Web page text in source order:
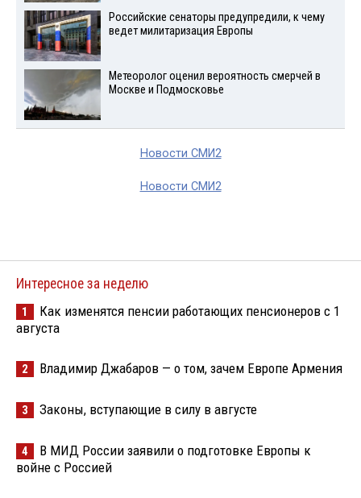
Российские сенаторы предупредили, к чему
ведет милитаризация Европы
Метеоролог оценил вероятность смерчей в
Москве и Подмосковье
Новости СМИ2
Новости СМИ2
Интересное за неделю
1
Как изменятся пенсии работающих пенсионеров с 1
августа
2 Владимир Джабаров — о том, зачем Европе Армения
3 Законы, вступающие в силу в августе
4
В МИД России заявили о подготовке Европы к
войне с Россией